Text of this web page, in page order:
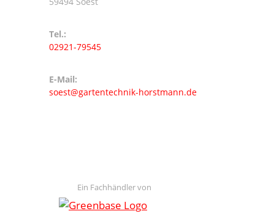
Tel.:
02921-79545
E-Mail:
soest@gartentechnik-horstmann.de
Ein Fachhändler von